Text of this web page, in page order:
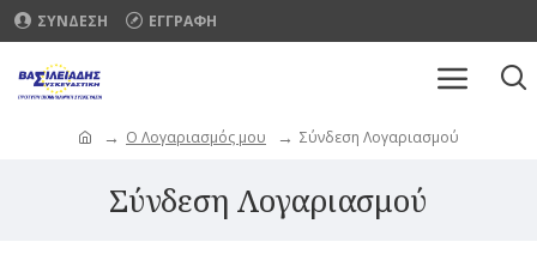
ΣΥΝΔΕΣΗ ΕΓΓΡΑΦΗ
O Λογαριασμός μου Σύνδεση Λογαριασμού
Σύνδεση Λογαριασμού